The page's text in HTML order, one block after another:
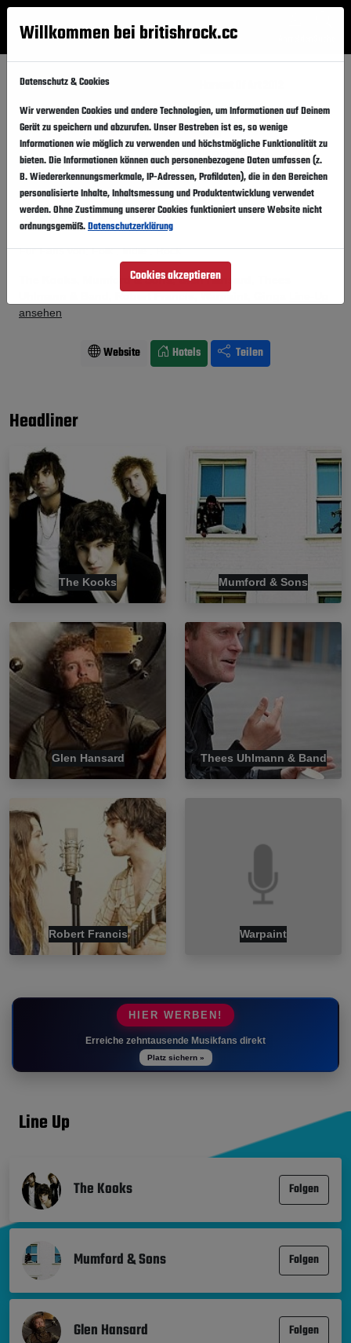
Menü
Startseite Festivals
Harvest Of Art 2012 Folgen
Österreich, Clam, Festivalgelände
Freitag,06.07.2012
Vergangener Event
Für Fans von: Folk . Indie . Rock
The Kooks, Mumford & Sons, Glen Hansard, Thees
ansehen
Website Hotels Teilen
Headliner
The Kooks Mumford & Sons
Glen Hansard Thees Uhlmann & Band
Robert Francis Warpaint
HIER WERBEN!
Erreiche zehntausende Musikfans direkt
Platz sichern »
Line Up
The Kooks Folgen
Mumford & Sons Folgen
Glen Hansard Folgen
Willkommen bei britishrock.cc
Datenschutz & Cookies
Wir verwenden Cookies und andere Technologien, um Informationen auf Deinem
Gerät zu speichern und abzurufen. Unser Bestreben ist es, so wenige
Informationen wie möglich zu verwenden und höchstmögliche Funktionalität zu
bieten. Die Informationen können auch personenbezogene Daten umfassen (z.
B. Wiedererkennungsmerkmale, IP-Adressen, Profildaten), die in den Bereichen
personalisierte Inhalte, Inhaltsmessung und Produktentwicklung verwendet
werden. Ohne Zustimmung unserer Cookies funktioniert unsere Website nicht
ordnungsgemäß.Datenschutzerklärung
Cookies akzeptieren